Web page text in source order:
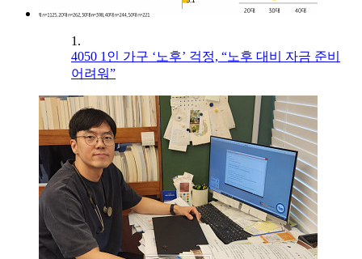
1.
4050 1인 가구 ‘노후’ 걱정, “노후 대비 자금 준비
어려워”